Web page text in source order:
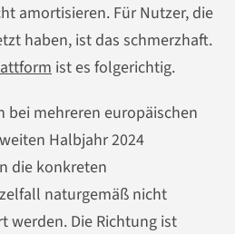
amortisieren. Für Nutzer, die
haben, ist das schmerzhaft.
ist es folgerichtig.
bei mehreren europäischen
Halbjahr 2024
die konkreten
naturgemäß nicht
Die Richtung ist